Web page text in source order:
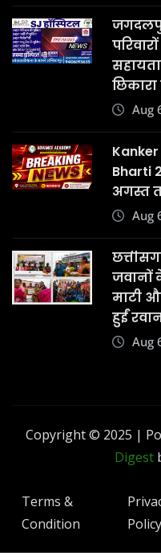
छिकारा
Aug
Bharti
अगस्त
Aug
जवानों
माटी
हुईं
Aug
Copyright © 2025 |
Digest
Terms &
Condition
Policy